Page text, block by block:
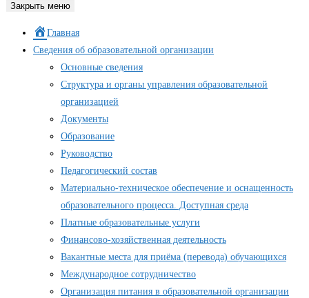
Закрыть меню
Главная
Сведения об образовательной организации
Основные сведения
Структура и органы управления образовательной
организацией
Документы
Образование
Руководство
Педагогический состав
Материально-техническое обеспечение и оснащенность
образовательного процесса. Доступная среда
Платные образовательные услуги
Финансово-хозяйственная деятельность
Вакантные места для приёма (перевода) обучающихся
Международное сотрудничество
Организация питания в образовательной организации